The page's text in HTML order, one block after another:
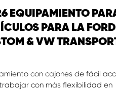
EQUIPAMIENTO
PARA LA FORD
& VW
con cajones de fácil
con más flexibilidad en